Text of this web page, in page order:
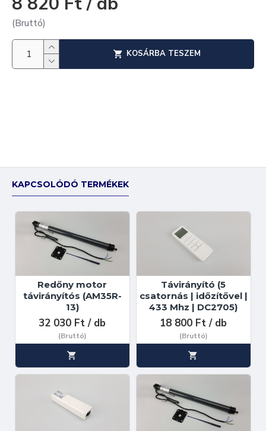
(Bruttó)
KOSÁRBA TESZEM
KAPCSOLÓDÓ TERMÉKEK
Redőny motor
távirányítós (AM35R-
13)
32 030 Ft / db
(Bruttó)
Távirányító (5
csatornás | időzítővel |
433 Mhz | DC2705)
18 800 Ft / db
(Bruttó)